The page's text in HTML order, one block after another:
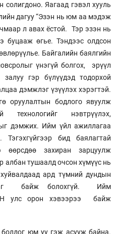
солигдоно. Яагаад гэвэл хууль
дагуу “Эзэн нь юм аа мэдэж
л авах ёстой. Тэр эзэн нь
өгье. Тэндээс олдсон
Байгалийн баялгийн
үнэгүй болгох, эрүүл
гэр бүлүүдэд тодорхой
дэмжлэг үзүүлэх хэрэгтэй.
оруулалтын бодлого явуулж
нэвтрүүлэх,
дэмжих. Ийм үйл ажиллагаа
Тэгэхгүйгээр бид баялагтай
өөрсдөө захиран зарцуулж
албан тушаалд очсон хүмүүс нь
ард түмний дундын
байж болохгүй. Ийм
улс орон хэвээрээ байж
юм уу гэж асууж байна.